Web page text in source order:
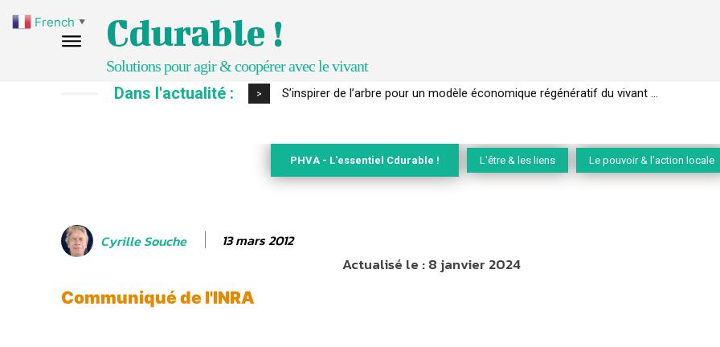
Cdurable !
Solutions pour agir & coopérer avec le vivant
Dans l'actualité : > IPBES : le « GIEC de la biodiversité » appelle les entreprises à devenir des alliées du
PHVA - L'essentiel Cdurable ! L'être & les liens Le pouvoir & l'action locale
Cyrille Souche 13 mars 2012
Actualisé le :8 janvier 2024
Communiqué de l'INRA
French ▼